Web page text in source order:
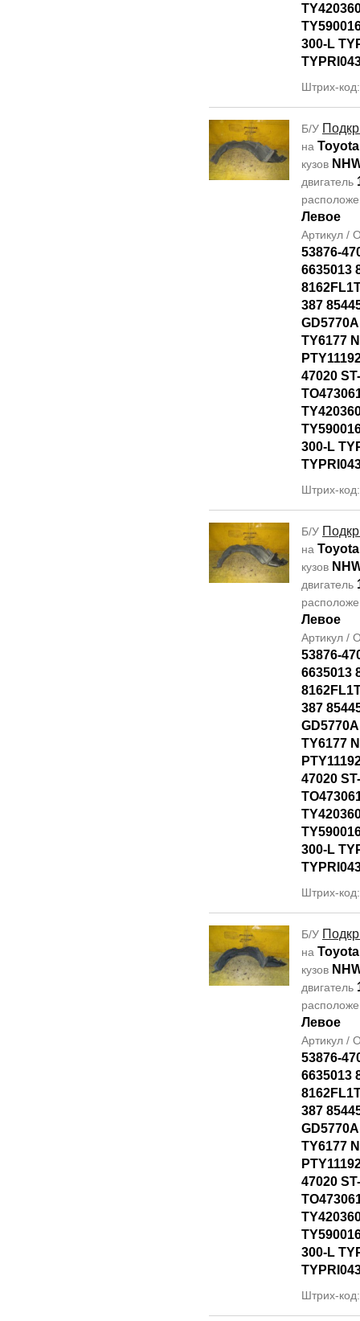
300-L
Штрих-
Б/У
на
кузов
двигатель
Левое
Артикул /
53876-
6635013
387
TY6177
47020
300-L
Штрих-
Б/У
на
кузов
двигатель
Левое
Артикул /
53876-
6635013
387
TY6177
47020
300-L
Штрих-
Б/У
на
кузов
двигатель
Левое
Артикул /
53876-
6635013
387
TY6177
47020
300-L
Штрих-